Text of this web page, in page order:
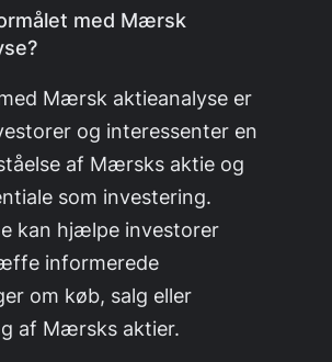
med Mærsk
Mærsk aktieanalyse er
og interessenter en
af Mærsks aktie og
som investering.
kan hjælpe investorer
informerede
om køb, salg eller
af Mærsks aktier.